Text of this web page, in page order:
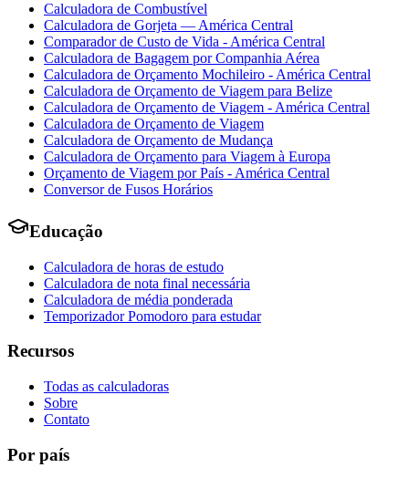
Calculadora de Combustível
Calculadora de Gorjeta — América Central
Comparador de Custo de Vida - América Central
Calculadora de Bagagem por Companhia Aérea
Calculadora de Orçamento Mochileiro - América Central
Calculadora de Orçamento de Viagem para Belize
Calculadora de Orçamento de Viagem - América Central
Calculadora de Orçamento de Viagem
Calculadora de Orçamento de Mudança
Calculadora de Orçamento para Viagem à Europa
Orçamento de Viagem por País - América Central
Conversor de Fusos Horários
Educação
Calculadora de horas de estudo
Calculadora de nota final necessária
Calculadora de média ponderada
Temporizador Pomodoro para estudar
Recursos
Todas as calculadoras
Sobre
Contato
Por país